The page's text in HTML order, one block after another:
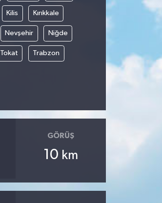
Kilis Kırıkkale
Nevşehir Niğde
Tokat Trabzon
GÖRÜŞ
10 km